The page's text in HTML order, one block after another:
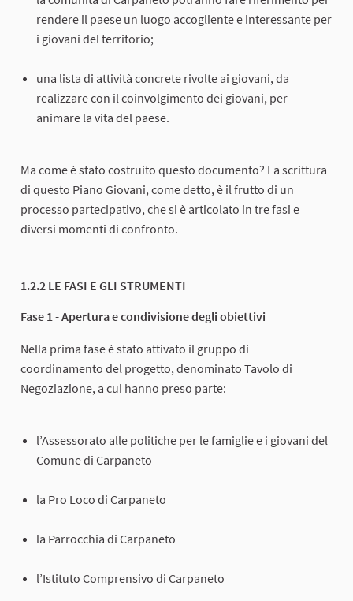
rendere il paese un luogo accogliente e interessante per
i giovani del territorio;
una lista di attività concrete rivolte ai giovani, da
realizzare con il coinvolgimento dei giovani, per
animare la vita del paese.
Ma come è stato costruito questo documento? La scrittura
di questo Piano Giovani, come detto, è il frutto di un
processo partecipativo, che si è articolato in tre fasi e
diversi momenti di confronto.
1.2.2 LE FASI E GLI STRUMENTI
Fase 1 - Apertura e condivisione degli obiettivi
Nella prima fase è stato attivato il gruppo di
coordinamento del progetto, denominato Tavolo di
Negoziazione, a cui hanno preso parte:
l’Assessorato alle politiche per le famiglie e i giovani del
Comune di Carpaneto
la Pro Loco di Carpaneto
la Parrocchia di Carpaneto
l’Istituto Comprensivo di Carpaneto